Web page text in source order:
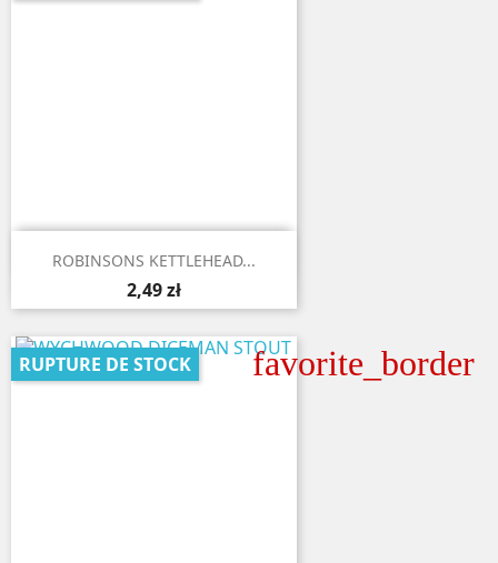
 Aperçu rapide
ROBINSONS KETTLEHEAD...
2,49 zł
favorite_border
RUPTURE DE STOCK